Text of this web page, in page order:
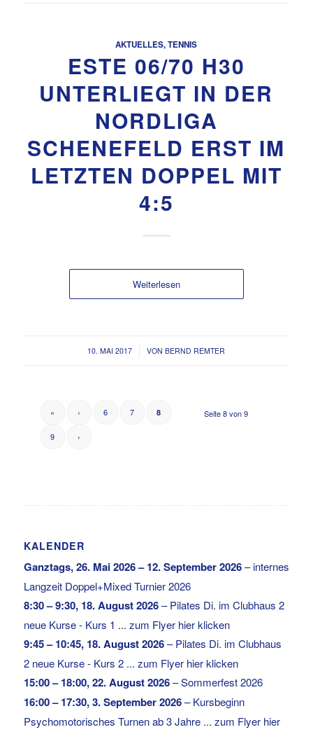
AKTUELLES,TENNIS
ESTE 06/70 H30
UNTERLIEGT IN DER
NORDLIGA
SCHENEFELD ERST IM
LETZTEN DOPPEL MIT
4:5
Weiterlesen
10. MAI 2017
/ VONBERND REMTER
Seite 8 von 9
« ‹ 6 7 8
9 ›
KALENDER
Ganztags,26. Mai 2026– 12. September 2026–internes
Langzeit Doppel+Mixed Turnier 2026
8:30– 9:30, 18. August 2026–Pilates Di. im Clubhaus 2
neue Kurse - Kurs 1 ... zum Flyer hier klicken
9:45– 10:45, 18. August 2026–Pilates Di. im Clubhaus
2 neue Kurse - Kurs 2 ... zum Flyer hier klicken
15:00– 18:00,22. August 2026–Sommerfest 2026
16:00– 17:30,3. September 2026–Kursbeginn
Psychomotorisches Turnen ab 3 Jahre ... zum Flyer hier